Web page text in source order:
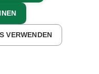
VERWENDEN